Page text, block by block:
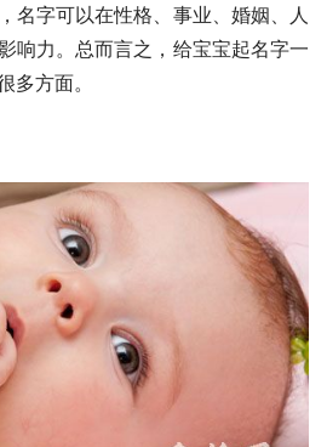
名字可以在性格、事业、婚姻、人
响力。总而言之，给宝宝起名字一
多方面。